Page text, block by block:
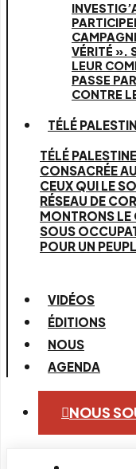
VÉRITÉ ».
LEUR
PASSE
CONTRE
TÉLÉ
TÉLÉ
CONSACRÉE
CEUX QUI LE
RÉSEAU DE
MONTRONS LE
SOUS
POUR UN
VIDÉOS
ÉDITIONS
NOUS
AGENDA
NOUS